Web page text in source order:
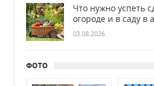
Что нужно успеть
огороде и в саду в
03.08.2026
ФОТО